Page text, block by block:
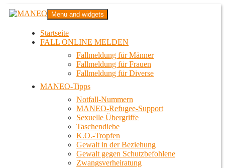
Zum
InhaltMANEO
Das schwule Anti-Gewalt-Projekt in Berlin
Menu and widgets
Startseite
FALL ONLINE MELDEN
Fallmeldung für Männer
Fallmeldung für Frauen
Fallmeldung für Diverse
MANEO-Tipps
Notfall-Nummern
MANEO-Refugee-Support
Sexuelle Übergriffe
Taschendiebe
K.O.-Tropfen
Gewalt in der Beziehung
Gewalt gegen Schutzbefohlene
Zwangsverheiratung